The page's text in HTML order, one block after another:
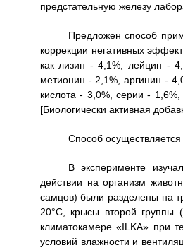
предстательную железу
Предложен способ
коррекции негативных
как лизин - 4,1%, лейцин -
метионин - 2,1%, аргинин -
кислота - 3,0%, серии -
[Биологически активная
Способ
В эксперименте
действии на организм
самцов) были разделены на
20°C, крысы второй группы
климатокамере «ILKA» при
условий влажности и